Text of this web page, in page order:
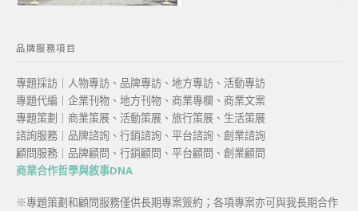
品牌服務項目
專題採訪｜人物專訪、品牌專訪、地方專訪、活動專訪
專題代編｜企業刊物、地方刊物、商業專欄、商業文案
專題策劃｜商業策展、活動策展、旅行策展、生活策展
諮詢服務｜品牌諮詢、行銷諮詢、平台諮詢、創業諮詢
顧問服務｜品牌顧問、行銷顧問、平台顧問、創業顧問
商業合作哲學與敘事DNA
※專題策劃和顧問服務僅供長期專案簽約；各項專案亦可與我長期合作